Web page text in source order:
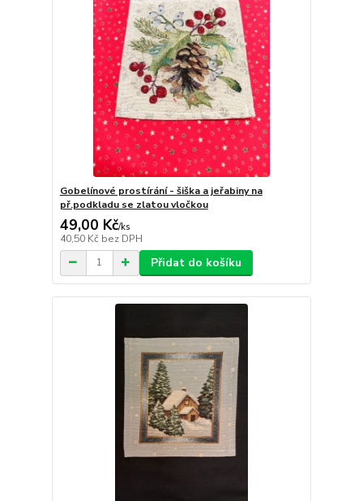
Gobelínové prostírání - šiška a jeřabiny na
př.podkladu se zlatou vločkou
49,00 Kč/ks
40,50 Kč bez DPH
Přidat do košíku